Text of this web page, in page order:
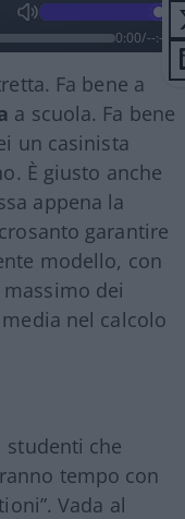
0:00/--:--
Fa bene a
a scuola. Fa bene
un casinista
È giusto anche
appena la
garantire
modello, con
dei
nel calcolo
studenti che
tempo con
Vada al